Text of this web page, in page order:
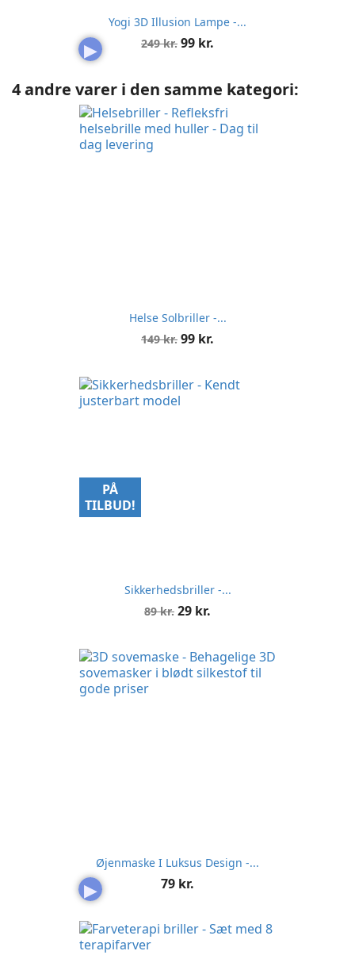
▶
Yogi 3D Illusion Lampe -...
Normalpris
249 kr. Pris
99 kr.
4 andre varer i den samme kategori:
Helse Solbriller -...
Normalpris
149 kr. Pris
99 kr.
Sikkerhedsbriller -...
Normalpris
89 kr. Pris
29 kr.
PÅ
TILBUD!
▶
Øjenmaske I Luksus Design -...
Pris
79 kr.